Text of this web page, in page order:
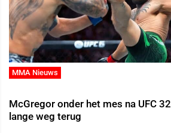
MMA Nieuws
McGregor onder het mes na UFC
lange weg terug